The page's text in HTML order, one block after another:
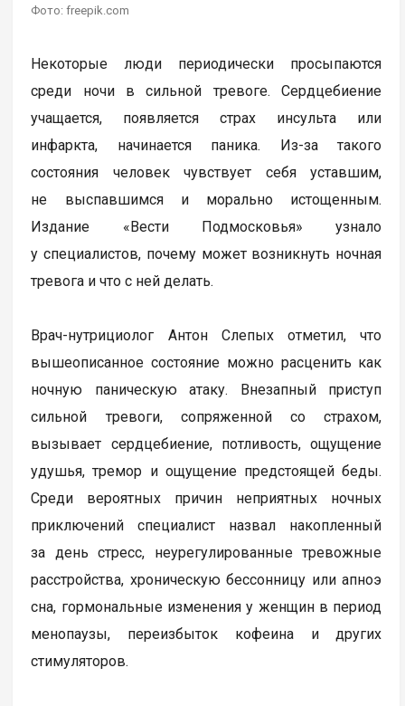
Фото: freepik.com
Некоторые люди периодически просыпаются
среди ночи в сильной тревоге. Сердцебиение
учащается, появляется страх инсульта или
инфаркта, начинается паника. Из-за такого
состояния человек чувствует себя уставшим,
не выспавшимся и морально истощенным.
Издание «Вести Подмосковья» узнало
у специалистов, почему может возникнуть ночная
тревога и что с ней делать.
Врач-нутрициолог Антон Слепых отметил, что
вышеописанное состояние можно расценить как
ночную паническую атаку. Внезапный приступ
сильной тревоги, сопряженной со страхом,
вызывает сердцебиение, потливость, ощущение
удушья, тремор и ощущение предстоящей беды.
Среди вероятных причин неприятных ночных
приключений специалист назвал накопленный
за день стресс, неурегулированные тревожные
расстройства, хроническую бессонницу или апноэ
сна, гормональные изменения у женщин в период
менопаузы, переизбыток кофеина и других
стимуляторов.